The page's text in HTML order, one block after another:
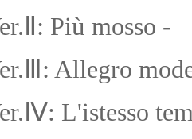
Ⅱ: Più mosso -
Ⅲ: Allegro
Ⅳ: L'istesso